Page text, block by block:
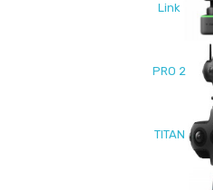
Link
PRO 2
TITAN